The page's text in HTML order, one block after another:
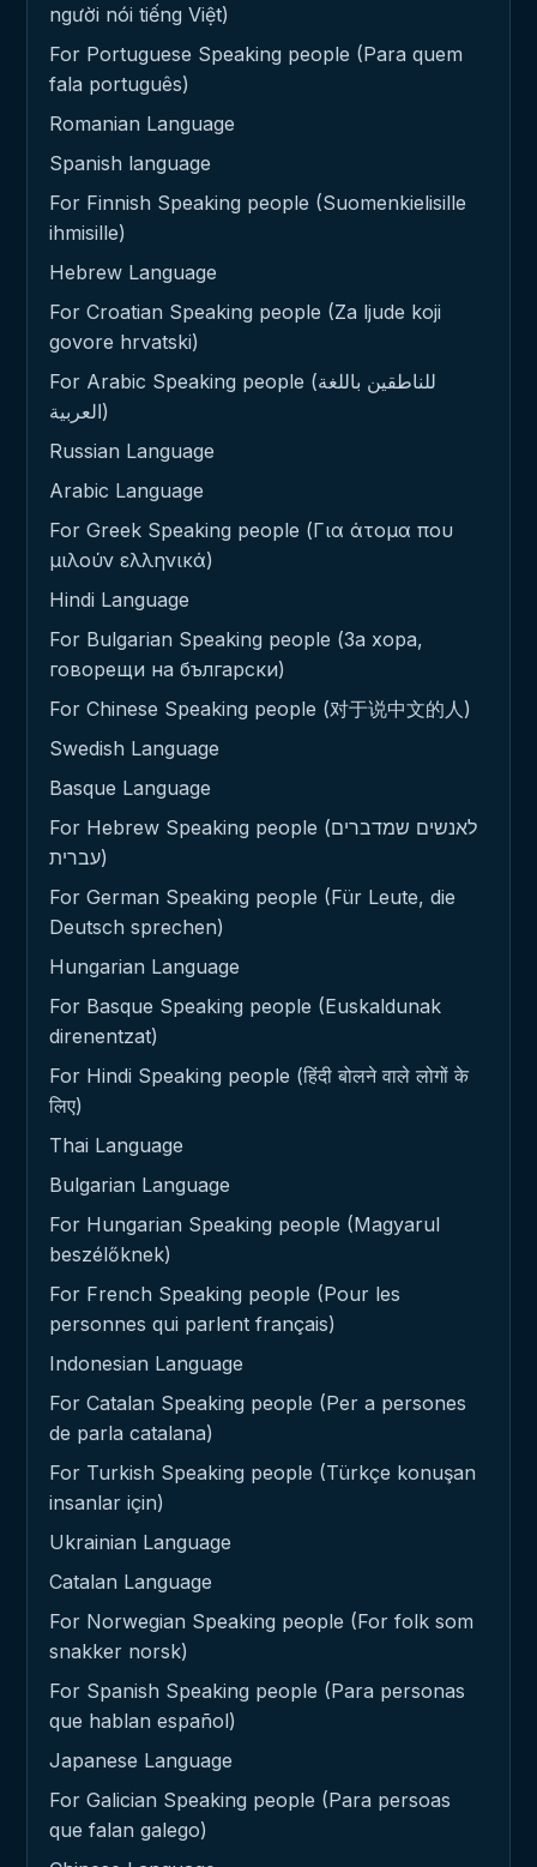
người nói tiếng Việt)
For Portuguese Speaking people (Para quem
fala português)
Romanian Language
Spanish language
For Finnish Speaking people (Suomenkielisille
ihmisille)
Hebrew Language
For Croatian Speaking people (Za ljude koji
govore hrvatski)
For Arabic Speaking people (للناطقين باللغة
العربية)
Russian Language
Arabic Language
For Greek Speaking people (Για άτομα που
μιλούν ελληνικά)
Hindi Language
For Bulgarian Speaking people (За хора,
говорещи на български)
For Chinese Speaking people (对于说中文的人)
Swedish Language
Basque Language
For Hebrew Speaking people (לאנשים שמדברים
עברית)
For German Speaking people (Für Leute, die
Deutsch sprechen)
Hungarian Language
For Basque Speaking people (Euskaldunak
direnentzat)
For Hindi Speaking people (हिंदी बोलने वाले लोगों के
लिए)
Thai Language
Bulgarian Language
For Hungarian Speaking people (Magyarul
beszélőknek)
For French Speaking people (Pour les
personnes qui parlent français)
Indonesian Language
For Catalan Speaking people (Per a persones
de parla catalana)
For Turkish Speaking people (Türkçe konuşan
insanlar için)
Ukrainian Language
Catalan Language
For Norwegian Speaking people (For folk som
snakker norsk)
For Spanish Speaking people (Para personas
que hablan español)
Japanese Language
For Galician Speaking people (Para persoas
que falan galego)